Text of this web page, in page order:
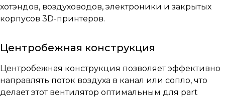
хотэндов, воздуховодов, электроники и закрытых
корпусов 3D-принтеров.
Центробежная конструкция
Центробежная конструкция позволяет эффективно
направлять поток воздуха в канал или сопло, что
делает этот вентилятор оптимальным для part